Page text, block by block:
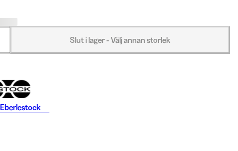
Slut i lager - Välj annan storlek
Eberlestock